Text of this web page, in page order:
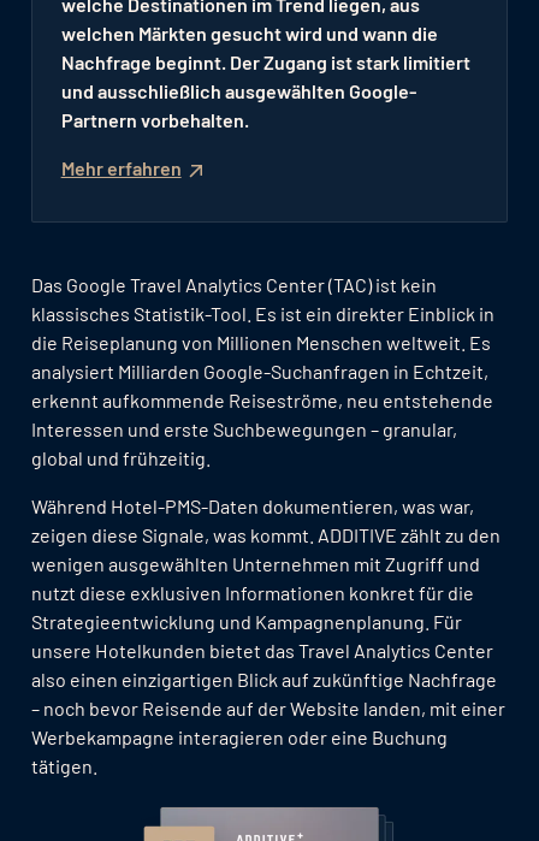
welchen Märkten gesucht wird und wann die
Nachfrage beginnt. Der Zugang ist stark limitiert
und ausschließlich ausgewählten Google-
Partnern vorbehalten.
Mehr erfahren
Das Google Travel Analytics Center (TAC) ist kein
klassisches Statistik-Tool. Es ist ein direkter Einblick in
die Reiseplanung von Millionen Menschen weltweit. Es
analysiert Milliarden Google-Suchanfragen in Echtzeit,
erkennt aufkommende Reiseströme, neu entstehende
Interessen und erste Suchbewegungen – granular,
global und frühzeitig.
Während Hotel-PMS-Daten dokumentieren, was war,
zeigen diese Signale, was kommt. ADDITIVE zählt zu den
wenigen ausgewählten Unternehmen mit Zugriff und
nutzt diese exklusiven Informationen konkret für die
Strategieentwicklung und Kampagnenplanung. Für
unsere Hotelkunden bietet das Travel Analytics Center
also einen einzigartigen Blick auf zukünftige Nachfrage
– noch bevor Reisende auf der Website landen, mit einer
Werbekampagne interagieren oder eine Buchung
tätigen.